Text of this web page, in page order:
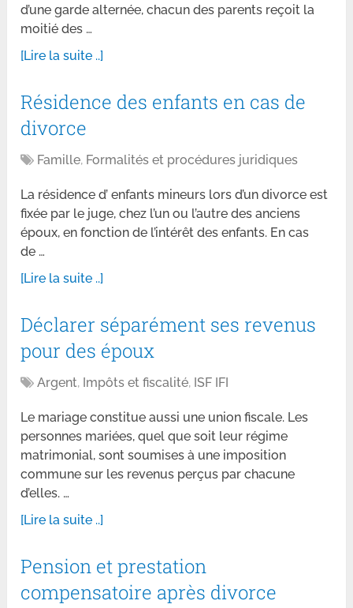
d’une garde alternée, chacun des parents reçoit la
moitié des …
[Lire la suite ..]
Résidence des enfants en cas de
divorce
Famille, Formalités et procédures juridiques
La résidence d’ enfants mineurs lors d’un divorce est
fixée par le juge, chez l’un ou l’autre des anciens
époux, en fonction de l’intérêt des enfants. En cas
de …
[Lire la suite ..]
Déclarer séparément ses revenus
pour des époux
Argent, Impôts et fiscalité, ISF IFI
Le mariage constitue aussi une union fiscale. Les
personnes mariées, quel que soit leur régime
matrimonial, sont soumises à une imposition
commune sur les revenus perçus par chacune
d’elles. …
[Lire la suite ..]
Pension et prestation
compensatoire après divorce